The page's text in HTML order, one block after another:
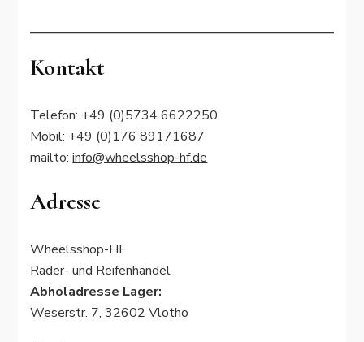
Kontakt
Telefon: +49 (0)5734 6622250
Mobil: +49 (0)176 89171687
mailto:info@wheelsshop-hf.de
Adresse
Wheelsshop-HF
Räder- und Reifenhandel
Abholadresse Lager:
Weserstr. 7, 32602 Vlotho